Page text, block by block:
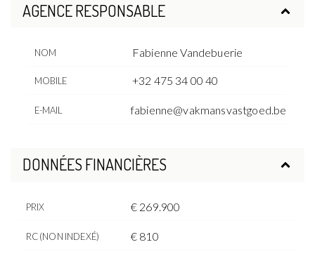
AGENCE RESPONSABLE
NOM Fabienne Vandebuerie
MOBILE +32 475 34 00 40
E-MAIL fabienne@vakmansvastgoed.be
DONNÉES FINANCIÈRES
PRIX € 269.900
RC (NON INDEXÉ) € 810